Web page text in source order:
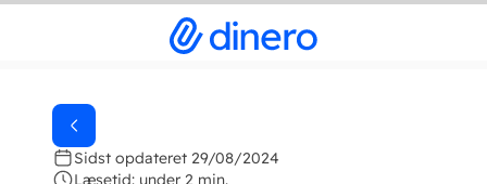
Sidst opdateret 29/08/2024
Læsetid: under 2 min.